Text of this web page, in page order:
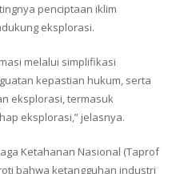
penciptaan iklim
eksplorasi.
melalui simplifikasi
kepastian hukum, serta
eksplorasi, termasuk
eksplorasi,” jelasnya.
Ketahanan Nasional (Taprof
bahwa ketangguhan industri